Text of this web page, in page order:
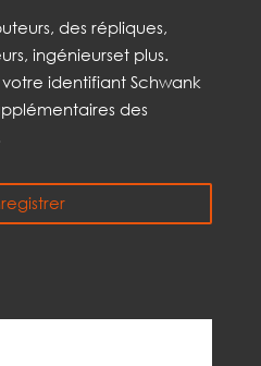
des répliques,
ingénieurset plus.
identifiant Schwank
des